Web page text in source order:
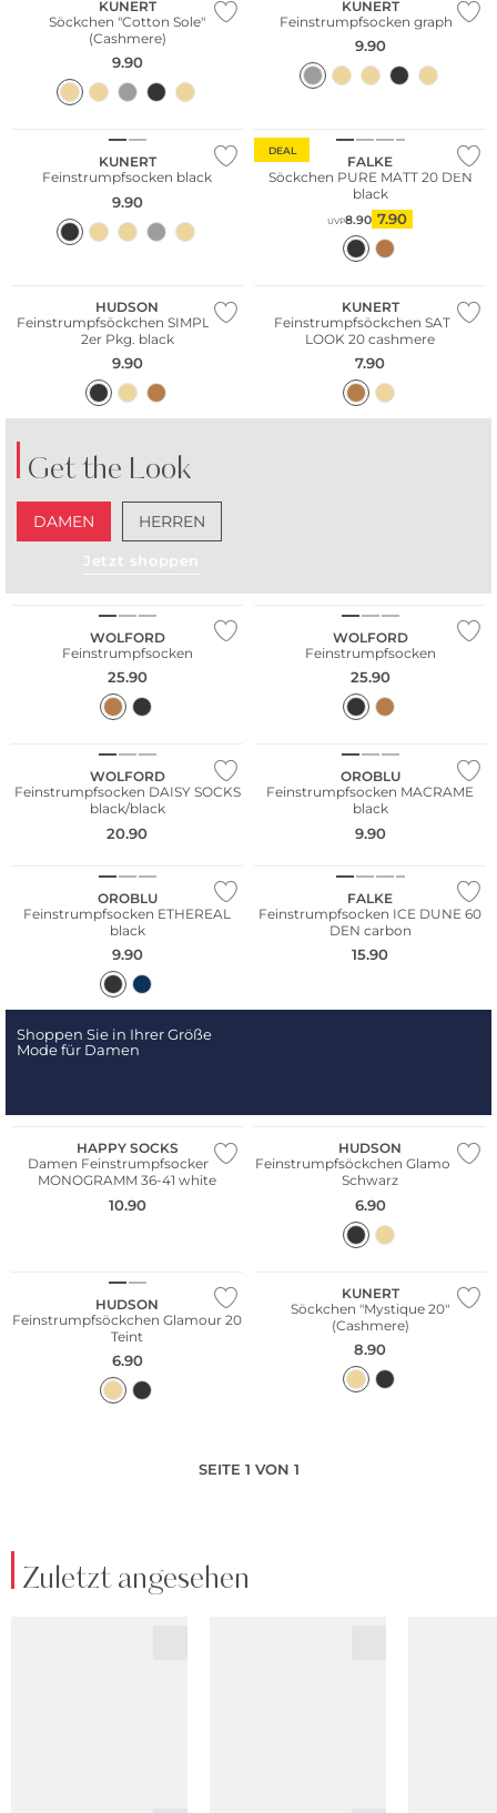
KUNERT
Söckchen "Cotton Sole"
(Cashmere)
9.90
KUNERT
Feinstrumpfsocken graphit
9.90
KUNERT
Feinstrumpfsocken black
9.90
DEAL
FALKE
Söckchen PURE MATT 20 DEN
black
UVP8.90 7.90
HUDSON
Feinstrumpfsöckchen SIMPLY 20
2er Pkg. black
9.90
KUNERT
Feinstrumpfsöckchen SATIN
LOOK 20 cashmere
7.90
Get the Look
DAMEN HERREN
Jetzt shoppen
WOLFORD
Feinstrumpfsocken
25.90
WOLFORD
Feinstrumpfsocken
25.90
WOLFORD
Feinstrumpfsocken DAISY SOCKS
black/black
20.90
OROBLU
Feinstrumpfsocken MACRAME
black
9.90
OROBLU
Feinstrumpfsocken ETHEREAL
black
9.90
FALKE
Feinstrumpfsocken ICE DUNE 60
DEN carbon
15.90
Shoppen Sie in Ihrer Größe
Mode für Damen
HAPPY SOCKS
Damen Feinstrumpfsocken H
MONOGRAMM 36-41 white
10.90
HUDSON
Feinstrumpfsöckchen Glamour 20
Schwarz
6.90
HUDSON
Feinstrumpfsöckchen Glamour 20
Teint
6.90
KUNERT
Söckchen "Mystique 20"
(Cashmere)
8.90
SEITE 1 VON 1
Zuletzt angesehen